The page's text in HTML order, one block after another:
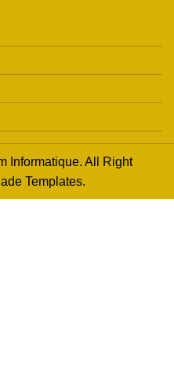
Informatique. All Right
Templates.